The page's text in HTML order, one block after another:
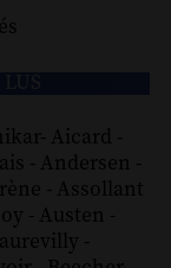
- Aicard -
- Andersen -
- Assollant
- Austen -
-